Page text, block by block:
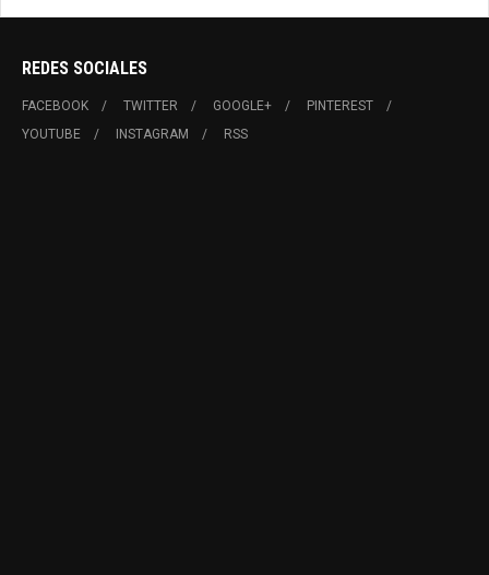
REDES SOCIALES
FACEBOOK TWITTER GOOGLE+
PINTEREST
YOUTUBE
INSTAGRAM RSS